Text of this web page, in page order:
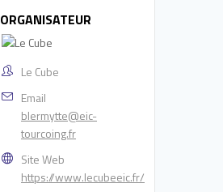
ORGANISATEUR
Le Cube
Email
blermytte@eic-
tourcoing.fr
Site Web
https://www.lecubeeic.fr/